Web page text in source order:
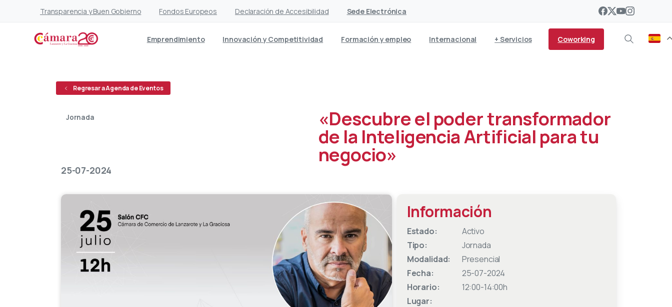
Transparencia y Buen Gobierno Fondos Europeos Declaración de Accesibilidad Sede Electrónica
Emprendimiento Innovación y Competitividad Formación y empleo Internacional + Servicios Coworking
Regresar a Agenda de Eventos
Jornada «Descubre el poder transformador
de la Inteligencia Artificial para tu
negocio»
25-07-2024
Información
Estado:
Activo
Tipo:
Jornada
Modalidad:
Presencial
Fecha:
25-07-2024
Horario:
12:00-14:00h
Lugar: